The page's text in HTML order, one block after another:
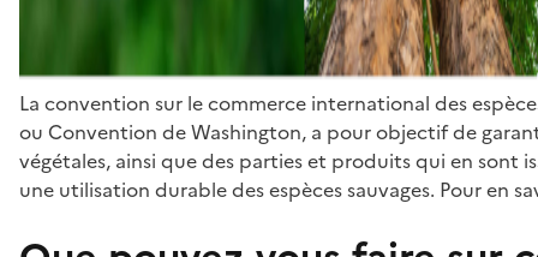
La convention sur le commerce international des
ou Convention de Washington, a pour objectif de
végétales, ainsi que des parties et produits qui en sont
une utilisation durable des espèces sauvages. Pour en